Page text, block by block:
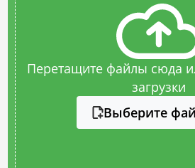
Перетащите файлы сюда
загрузки
Выберите